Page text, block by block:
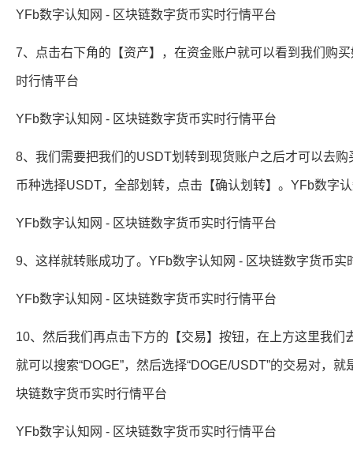
YFb数字认知网 - 区块链数字货币实时行情平台
7、点击右下角的【资产】，在资金账户就可以看到我们购
时行情平台
YFb数字认知网 - 区块链数字货币实时行情平台
8、我们需要把我们的USDT划转到现货账户之后才可以去
币种选择USDT，全部划转，点击【确认划转】。YFb数字
YFb数字认知网 - 区块链数字货币实时行情平台
9、这样就转账成功了。YFb数字认知网 - 区块链数字货币实
YFb数字认知网 - 区块链数字货币实时行情平台
10、然后我们再点击下方的【交易】按钮，在上方这里我
就可以搜索“DOGE”，然后选择“DOGE/USDT”的交易对，
块链数字货币实时行情平台
YFb数字认知网 - 区块链数字货币实时行情平台